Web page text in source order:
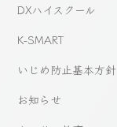
DXハイスクール
K-SMART
いじめ防止基本方針
お知らせ